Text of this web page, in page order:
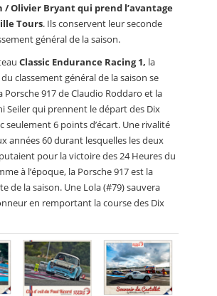
/ Olivier Bryant qui prend l’avantage
Tours. Ils conservent leur seconde
général de la saison.
Classic Endurance Racing 1, la
classement général de la saison se
917 de Claudio Roddaro et la
Seiler qui prennent le départ des Dix
seulement 6 points d’écart. Une rivalité
années 60 durant lesquelles les deux
pour la victoire des 24 Heures du
à l’époque, la Porsche 917 est la
de la saison. Une Lola (#79) sauvera
en remportant la course des Dix